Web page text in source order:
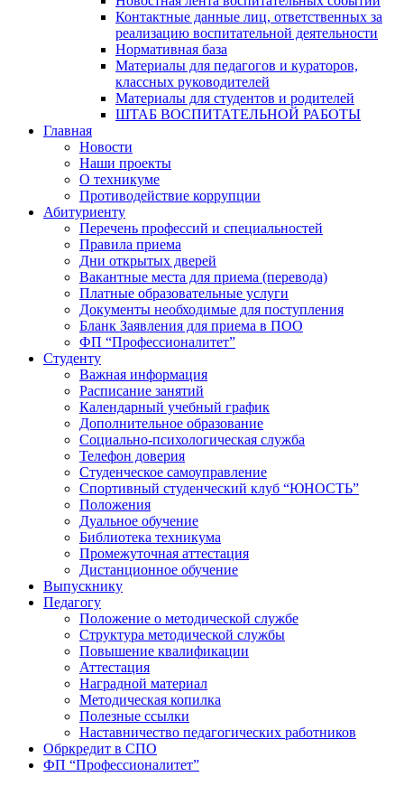
Контактные данные лиц, ответственных за
реализацию воспитательной деятельности
Нормативная база
Материалы для педагогов и кураторов,
классных руководителей
Материалы для студентов и родителей
ШТАБ ВОСПИТАТЕЛЬНОЙ РАБОТЫ
Главная
Новости
Наши проекты
О техникуме
Противодействие коррупции
Абитуриенту
Перечень профессий и специальностей
Правила приема
Дни открытых дверей
Вакантные места для приема (перевода)
Платные образовательные услуги
Документы необходимые для поступления
Бланк Заявления для приема в ПОО
ФП “Профессионалитет”
Студенту
Важная информация
Расписание занятий
Календарный учебный график
Дополнительное образование
Социально-психологическая служба
Телефон доверия
Студенческое самоуправление
Спортивный студенческий клуб “ЮНОСТЬ”
Положения
Дуальное обучение
Библиотека техникума
Промежуточная аттестация
Дистанционное обучение
Выпускнику
Педагогу
Положение о методической службе
Структура методической службы
Повышение квалификации
Аттестация
Наградной материал
Методическая копилка
Полезные ссылки
Наставничество педагогических работников
Обркредит в СПО
ФП “Профессионалитет”